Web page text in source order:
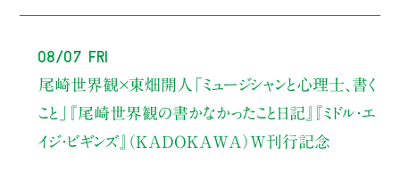
08/07 Fri
尾崎世界観×東畑開人
「ミュージシャンと心理士、書く
こと」
『尾崎世界観の書かなかったこと日記』『ミドル・エ
イジ・ビギンズ』（KADOKAWA）W刊行記念